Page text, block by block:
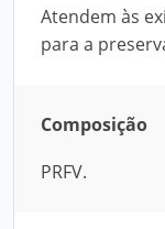
Atendem às
para a
Composição
PRFV.